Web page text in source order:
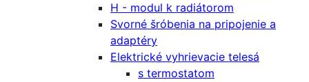
H - modul k radiátorom
Svorné šróbenia na pripojenie a
adaptéry
Elektrické vyhrievacie telesá
s termostatom